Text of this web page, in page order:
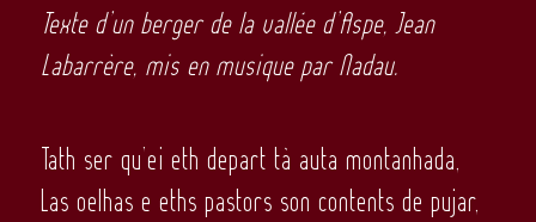
Texte d’un berger de la vallée d’Aspe, Jean
Labarrère, mis en musique par Nadau.
Tath ser qu’ei eth depart tà auta montanhada,
Las oelhas e eths pastors son contents de pujar,